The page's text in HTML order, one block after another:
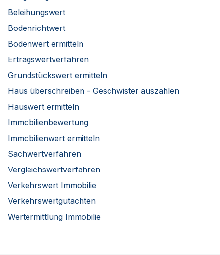
Beleihungswert
Bodenrichtwert
Bodenwert ermitteln
Ertragswertverfahren
Grundstückswert ermitteln
Haus überschreiben - Geschwister auszahlen
Hauswert ermitteln
Immobilienbewertung
Immobilienwert ermitteln
Sachwertverfahren
Vergleichswertverfahren
Verkehrswert Immobilie
Verkehrswertgutachten
Wertermittlung Immobilie